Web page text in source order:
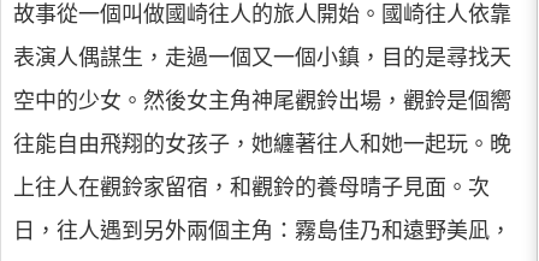
故事從一個叫做國崎往人的旅人開始。國崎往人依靠
表演人偶謀生，走過一個又一個小鎮，目的是尋找天
空中的少女。然後女主角神尾觀鈴出場，觀鈴是個嚮
往能自由飛翔的女孩子，她纏著往人和她一起玩。晚
上往人在觀鈴家留宿，和觀鈴的養母晴子見面。次
日，往人遇到另外兩個主角：霧島佳乃和遠野美凪，